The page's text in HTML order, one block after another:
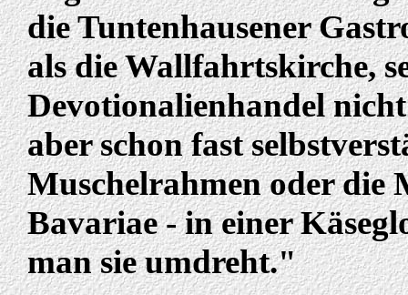
die Tuntenhausener
als die Wallfahrtskirche,
Devotionalienhandel
aber schon fast
Muschelrahmen oder die
Bavariae - in einer
man sie umdreht."